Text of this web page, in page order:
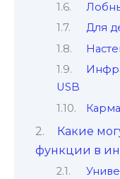
Для
USB
Какие
функции в